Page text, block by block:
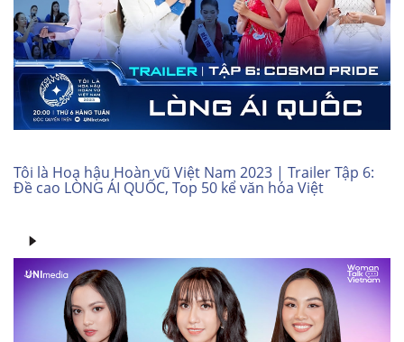
Tôi là Hoa hậu Hoàn vũ Việt Nam 2023 | Trailer Tập 6:
Đề cao LÒNG ÁI QUỐC, Top 50 kể văn hóa Việt